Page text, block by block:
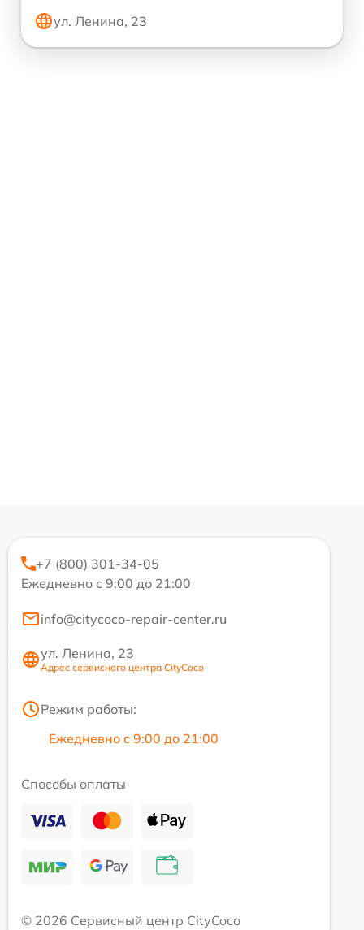
ул. Ленина, 23
+7 (800) 301-34-05
Ежедневно с 9:00 до 21:00
info@citycoco-repair-center.ru
ул. Ленина, 23
Адрес сервисного центра CityCoco
Режим работы:
Ежедневно с 9:00 до 21:00
Способы оплаты
© 2026 Сервисный центр CityCoco